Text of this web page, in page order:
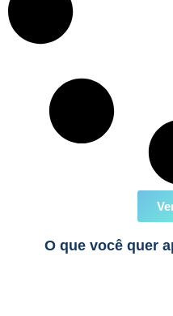
O que você quer